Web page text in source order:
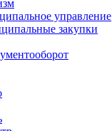
управление
закупки